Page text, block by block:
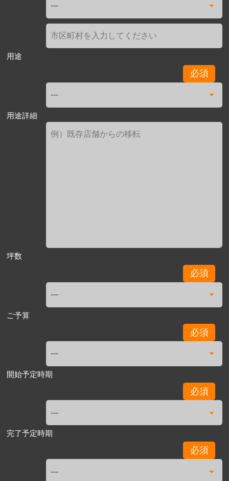
用途
必須
用途詳細
坪数
必須
ご予算
必須
開始予定時期
必須
完了予定時期
必須